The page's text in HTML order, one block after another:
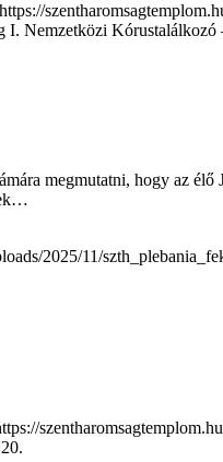
https://
I. Nemzetközi Kórustalálkozó
megmutatni, hogy az élő
2025/11/